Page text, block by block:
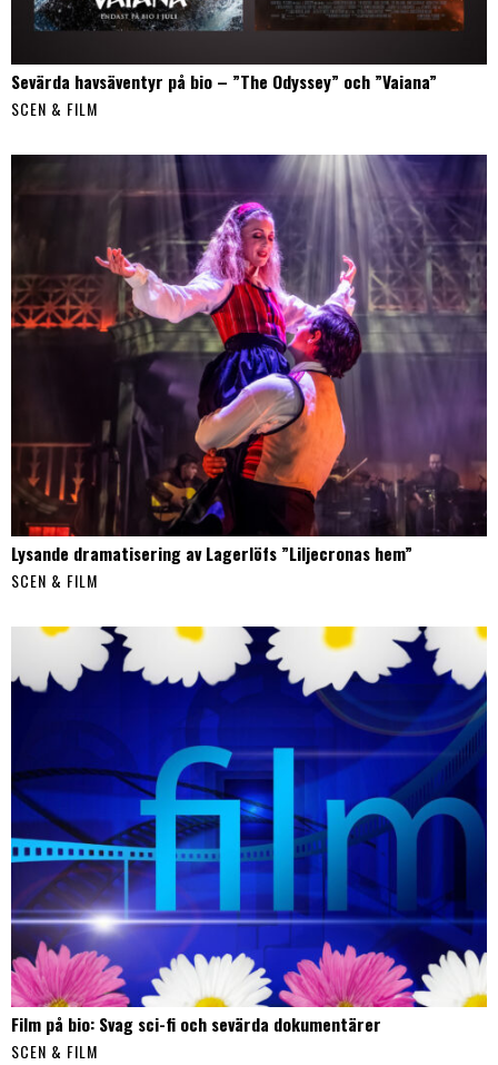
Sevärda havsäventyr på bio – ”The Odyssey” och ”Vaiana”
SCEN & FILM
Lysande dramatisering av Lagerlöfs ”Liljecronas hem”
SCEN & FILM
Film på bio: Svag sci-fi och sevärda dokumentärer
SCEN & FILM